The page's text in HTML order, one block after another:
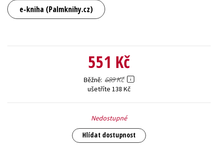
e-kniha (Palmknihy.cz)
551 Kč
Běžně 689 Kč
ušetříte 138 Kč
Nedostupné
Hlídat dostupnost